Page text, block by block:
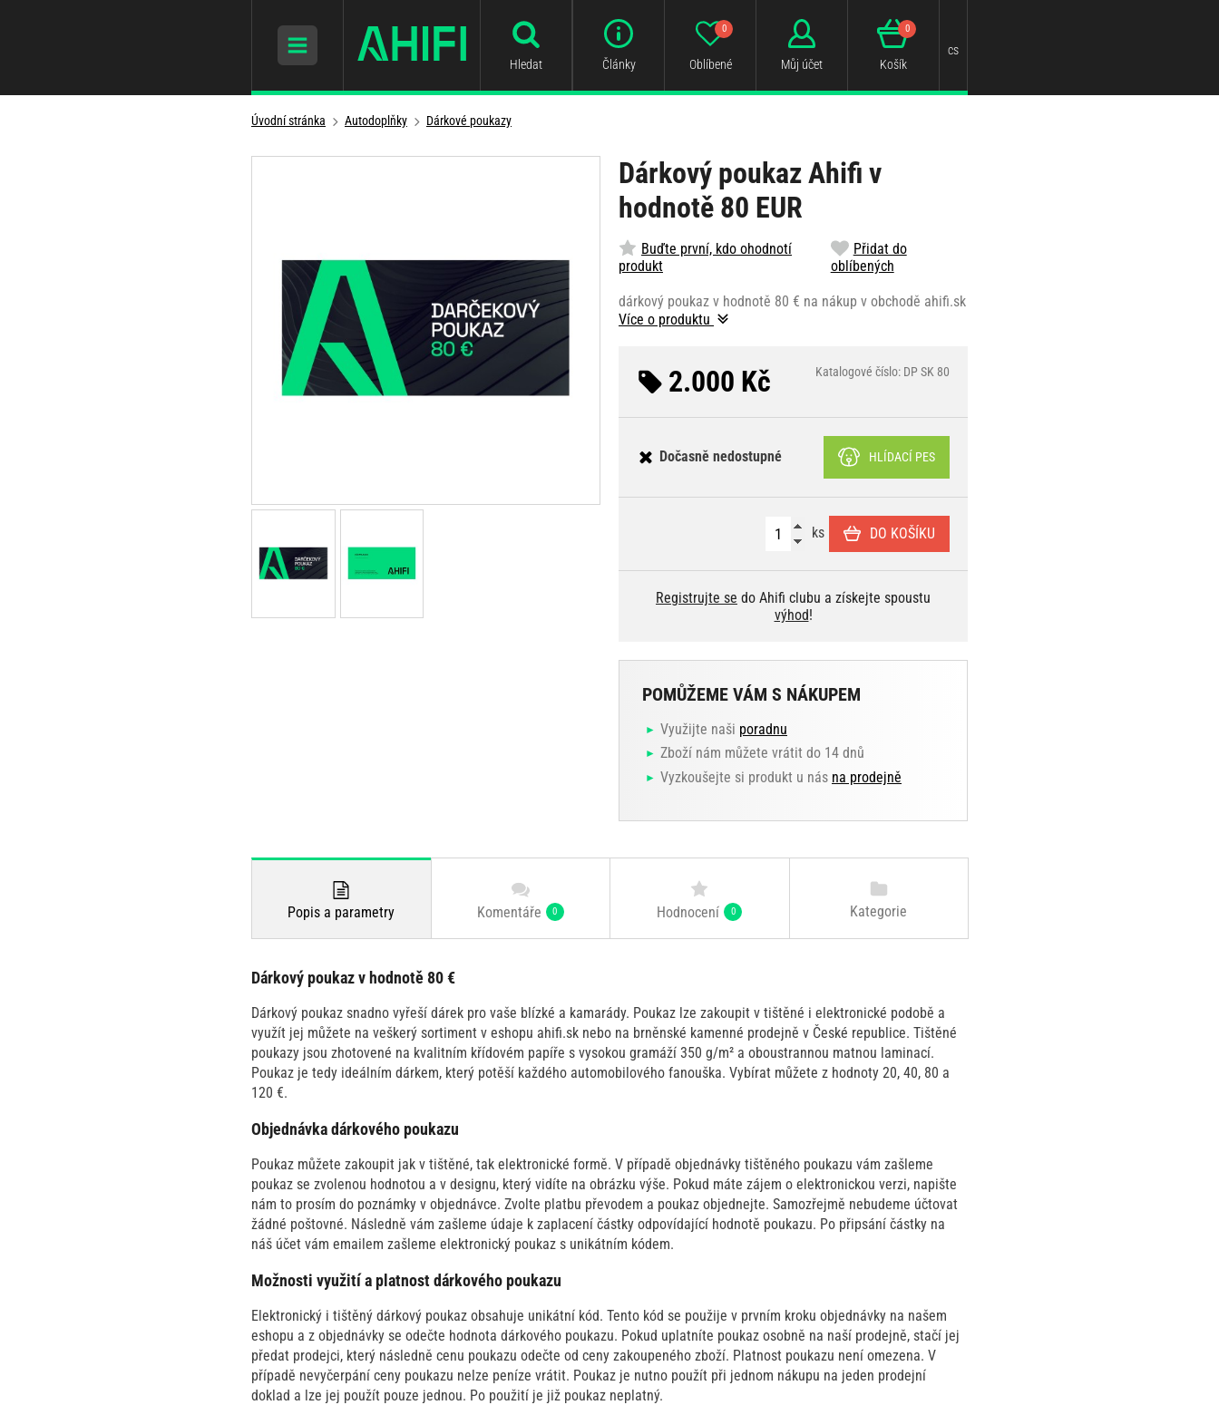
Hledat Články Oblíbené
0
Můj účet Košík
0
cs
Úvodní stránka Autodoplňky Dárkové poukazy
Dárkový poukaz Ahifi v
hodnotě 80 EUR
Buďte první, kdo ohodnotí
produkt
Přidat do
oblíbených
dárkový poukaz v hodnotě 80 € na nákup v obchodě ahifi.sk
Více o produktu
2.000 Kč Katalogové číslo: DP SK 80
Dočasně nedostupné HLÍDACÍ PES
ks DO KOŠÍKU
Registrujte se do Ahifi clubu a získejte spoustu
výhod!
POMŮŽEME VÁM S NÁKUPEM
Využijte naši poradnu
Zboží nám můžete vrátit do 14 dnů
Vyzkoušejte si produkt u nás na prodejně
Popis a parametry Komentáře 0 Hodnocení 0 Kategorie
Dárkový poukaz v hodnotě 80 €
Dárkový poukaz snadno vyřeší dárek pro vaše blízké a kamarády. Poukaz lze zakoupit v tištěné i elektronické podobě a
využít jej můžete na veškerý sortiment v eshopu ahifi.sk nebo na brněnské kamenné prodejně v České republice. Tištěné
poukazy jsou zhotovené na kvalitním křídovém papíře s vysokou gramáží 350 g/m² a oboustrannou matnou laminací.
Poukaz je tedy ideálním dárkem, který potěší každého automobilového fanouška. Vybírat můžete z hodnoty 20, 40, 80 a
120 €.
Objednávka dárkového poukazu
Poukaz můžete zakoupit jak v tištěné, tak elektronické formě. V případě objednávky tištěného poukazu vám zašleme
poukaz se zvolenou hodnotou a v designu, který vidíte na obrázku výše. Pokud máte zájem o elektronickou verzi, napište
nám to prosím do poznámky v objednávce. Zvolte platbu převodem a poukaz objednejte. Samozřejmě nebudeme účtovat
žádné poštovné. Následně vám zašleme údaje k zaplacení částky odpovídající hodnotě poukazu. Po připsání částky na
náš účet vám emailem zašleme elektronický poukaz s unikátním kódem.
Možnosti využití a platnost dárkového poukazu
Elektronický i tištěný dárkový poukaz obsahuje unikátní kód. Tento kód se použije v prvním kroku objednávky na našem
eshopu a z objednávky se odečte hodnota dárkového poukazu. Pokud uplatníte poukaz osobně na naší prodejně, stačí jej
předat prodejci, který následně cenu poukazu odečte od ceny zakoupeného zboží. Platnost poukazu není omezena. V
případě nevyčerpání ceny poukazu nelze peníze vrátit. Poukaz je nutno použít při jednom nákupu na jeden prodejní
doklad a lze jej použít pouze jednou. Po použití je již poukaz neplatný.